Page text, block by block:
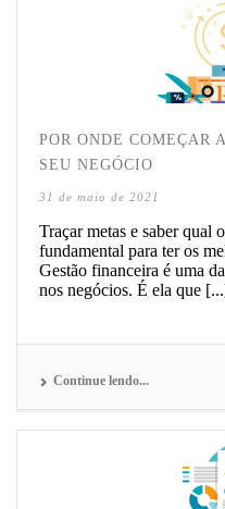
POR ONDE COMEÇAR
SEU NEGÓCIO
31 de maio de 2021
Traçar metas e saber qual
fundamental para ter os
Gestão financeira é uma
nos negócios. É ela que
Continue lendo...